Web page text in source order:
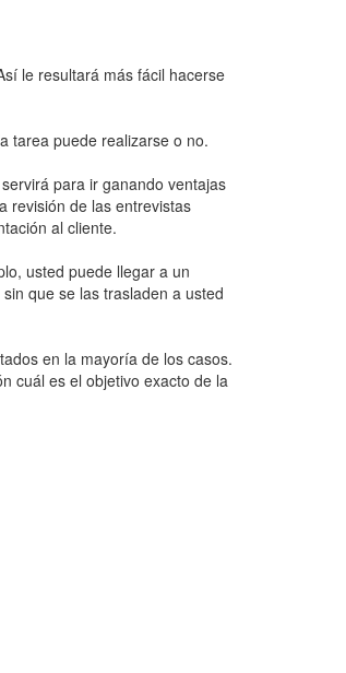
le resultará más fácil hacerse
tarea puede realizarse o no.
para ir ganando ventajas
revisión de las entrevistas
al cliente.
usted puede llegar a un
que se las trasladen a usted
en la mayoría de los casos.
cuál es el objetivo exacto de la